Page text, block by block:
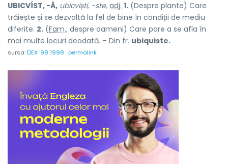
UBICVÍST, -Ă, ubicviști, -ste, adj. 1. (Despre plante) Care
trăiește și se dezvoltă la fel de bine în condiții de mediu
diferite. 2. (Fam.; despre oameni) Care pare a se afla în
mai multe locuri deodată. – Din fr. ubiquiste.
sursa:DEX '98 1998 permalink